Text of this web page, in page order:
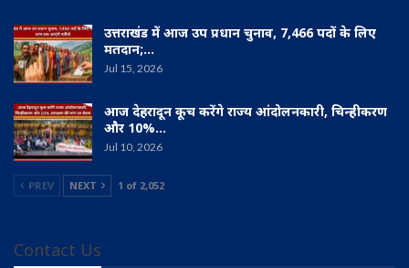
उत्तराखंड में आज उप प्रधान चुनाव, 7,466 पदों के लिए
मतदान;…
Jul 15, 2026
आज देहरादून कूच करेंगे राज्य आंदोलनकारी, चिन्हीकरण
और 10%…
Jul 10, 2026
PREV NEXT 1 of 2,052
Contact Us